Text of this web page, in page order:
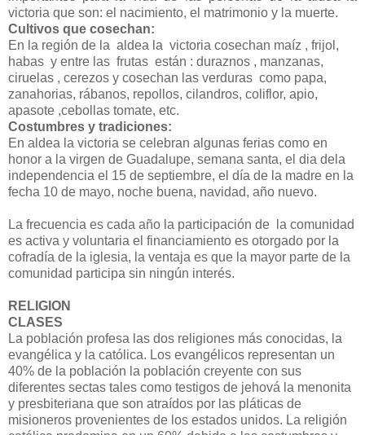
victoria que son: el nacimiento, el matrimonio y la muerte.
Cultivos que cosechan:
En la región de la aldea la victoria cosechan maíz , frijol,
habas y entre las frutas están : duraznos , manzanas,
ciruelas , cerezos y cosechan las verduras como papa,
zanahorias, rábanos, repollos, cilandros, coliflor, apio,
apasote ,cebollas tomate, etc.
Costumbres y tradiciones:
En aldea la victoria se celebran algunas ferias como en
honor a la virgen de Guadalupe, semana santa, el dia dela
independencia el 15 de septiembre, el día de la madre en la
fecha 10 de mayo, noche buena, navidad, año nuevo.
La frecuencia es cada año la participación de la comunidad
es activa y voluntaria el financiamiento es otorgado por la
cofradía de la iglesia, la ventaja es que la mayor parte de la
comunidad participa sin ningún interés.
RELIGION
CLASES
La población profesa las dos religiones más conocidas, la
evangélica y la católica. Los evangélicos representan un
40% de la población la población creyente con sus
diferentes sectas tales como testigos de jehová la menonita
y presbiteriana que son atraídos por las pláticas de
misioneros provenientes de los estados unidos. La religión